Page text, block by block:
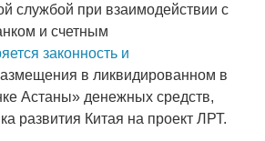
службой при взаимодействии с
и счетным
законность и
в ликвидированном в
Астаны» денежных средств,
развития Китая на проект ЛРТ.